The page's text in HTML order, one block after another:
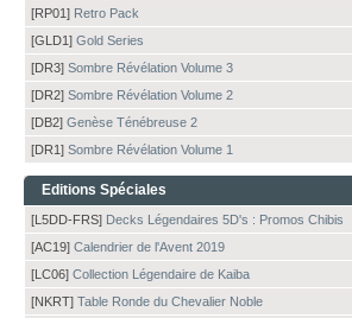
[RP01] Retro Pack
[GLD1] Gold Series
[DR3] Sombre Révélation Volume 3
[DR2] Sombre Révélation Volume 2
[DB2] Genèse Ténébreuse 2
[DR1] Sombre Révélation Volume 1
Editions Spéciales
[L5DD-FRS] Decks Légendaires 5D's : Promos Chibis
[AC19] Calendrier de l'Avent 2019
[LC06] Collection Légendaire de Kaiba
[NKRT] Table Ronde du Chevalier Noble